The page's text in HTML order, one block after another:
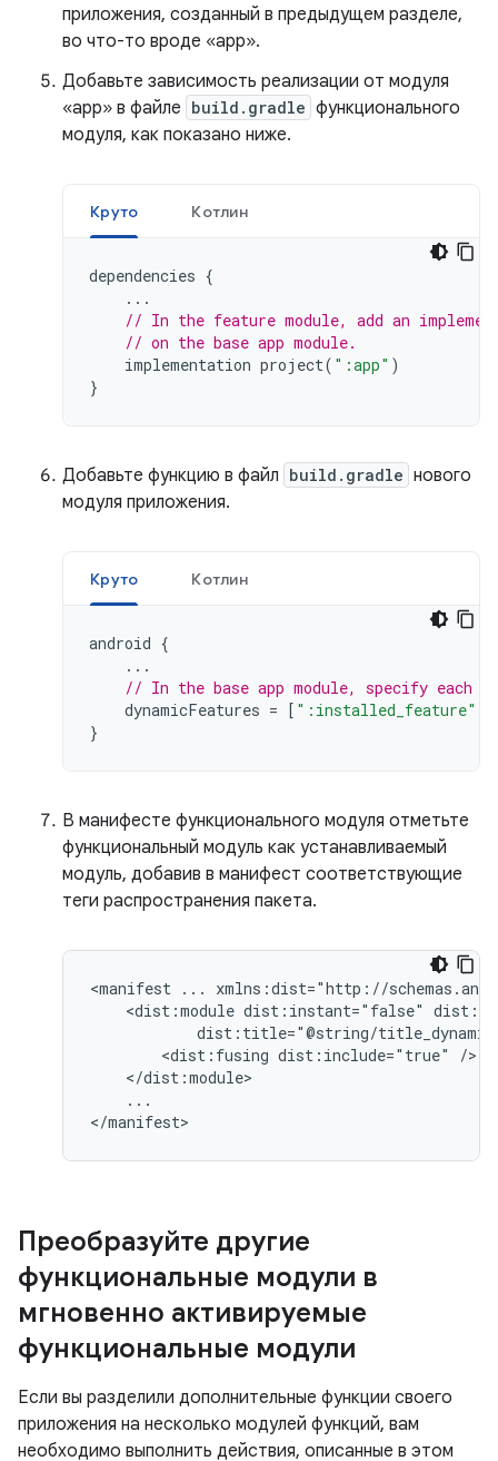
приложения, созданный в предыдущем разделе,
во что-то вроде «app».
Добавьте зависимость реализации от модуля
«app» в файле build.gradle функционального
модуля, как показано ниже.
Круто Котлин
dependencies {
...
// In the feature module, add an
// on the base app module.
implementation project( ":app" )
}
Добавьте функцию в файл build.gradle нового
модуля приложения.
Круто Котлин
android {
...
// In the base app module, specify each
dynamicFeatures = [ ":installed_feature"
}
В манифесте функционального модуля отметьте
функциональный модуль как устанавливаемый
модуль, добавив в манифест соответствующие
теги распространения пакета.
<manifest ...
<dist:module dist:instant="false"
<dist:fusing dist:include="true"
...
Преобразуйте другие
функциональные модули в
мгновенно активируемые
функциональные модули
Если вы разделили дополнительные функции своего
приложения на несколько модулей функций, вам
необходимо выполнить действия, описанные в этом